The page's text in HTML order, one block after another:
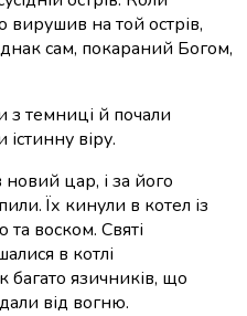
вирушив на той острів,
сам, покараний Богом,
з темниці й почали
віру.
цар, і за його
Їх кинули в котел із
воском. Святі
в котлі
язичників, що
від вогню.